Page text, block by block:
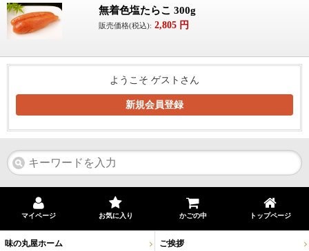
無着色塩たらこ 300g
販売価格(税込): 2,805 円
ようこそ ゲストさん
新規会員登録
マイページ お気に入り かごの中 トップページ
味の丸屋ホーム ご挨拶